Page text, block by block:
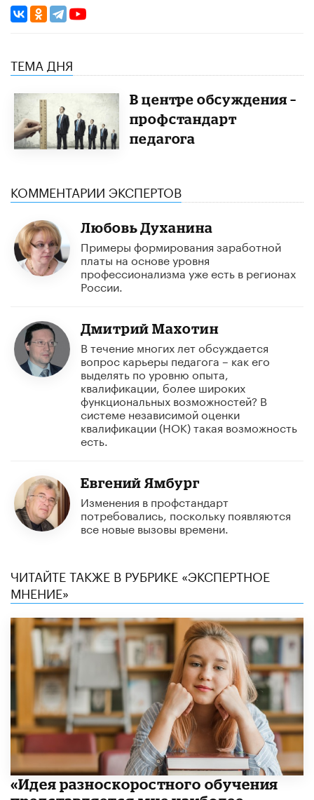
ТЕМА ДНЯ
В центре обсуждения –
профстандарт
педагога
КОММЕНТАРИИ ЭКСПЕРТОВ
Любовь Духанина
Примеры формирования заработной
платы на основе уровня
профессионализма уже есть в регионах
России.
Дмитрий Махотин
В течение многих лет обсуждается
вопрос карьеры педагога – как его
выделять по уровню опыта,
квалификации, более широких
функциональных возможностей? В
системе независимой оценки
квалификации (НОК) такая возможность
есть.
Евгений Ямбург
Изменения в профстандарт
потребовались, поскольку появляются
все новые вызовы времени.
ЧИТАЙТЕ ТАКЖЕ В РУБРИКЕ «ЭКСПЕРТНОЕ
МНЕНИЕ»
«Идея разноскоростного обучения